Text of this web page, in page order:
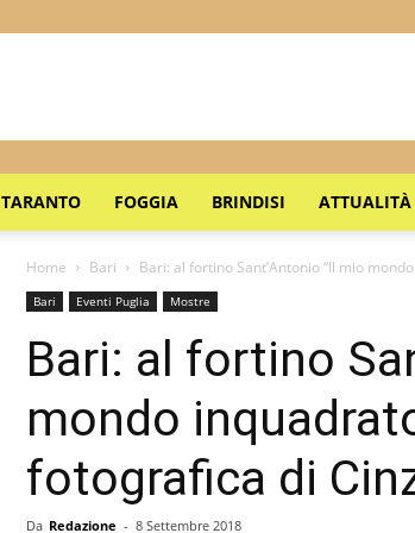
TARANTO FOGGIA BRINDISI ATTUALITÀ
Home Bari Bari: al fortino Sant’Antonio “Il mio
Bari Eventi Puglia Mostre
Bari: al fortino
mondo
fotografica di
Da Redazione - 8 Settembre 2018